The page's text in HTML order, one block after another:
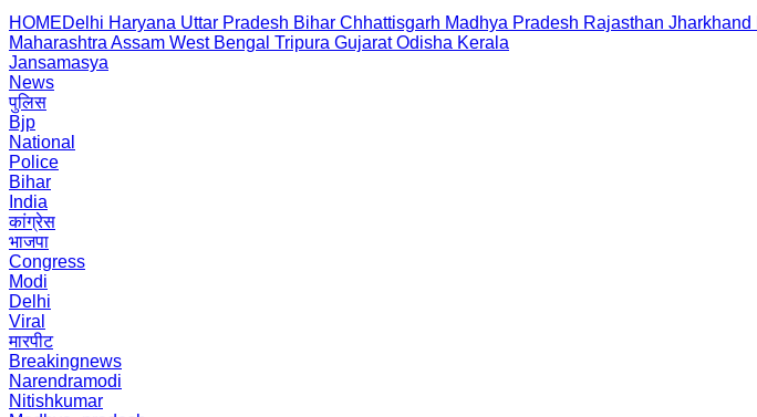
HOMEDelhi Haryana Uttar Pradesh Bihar Chhattisgarh Madhya Pradesh Rajasthan Jharkhand
Maharashtra Assam West Bengal Tripura Gujarat Odisha Kerala
Jansamasya
News
पुलिस
Bjp
National
Police
Bihar
India
कांग्रेस
भाजपा
Congress
Modi
Delhi
Viral
मारपीट
Breakingnews
Narendramodi
Nitishkumar